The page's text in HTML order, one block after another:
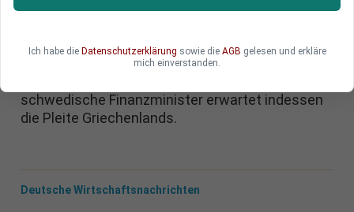
Die griechische Regierung hat sich wegen der
weitgehend von den mit den Gläubigern
vereinbarten Sparauflagen verabschiedet. Nun
schwedische Finanzminister erwartet indessen
die Pleite Griechenlands.
Deutsche Wirtschaftsnachrichten
Ich habe die Datenschutzerklärung sowie die AGB gelesen und erkläre
mich einverstanden.